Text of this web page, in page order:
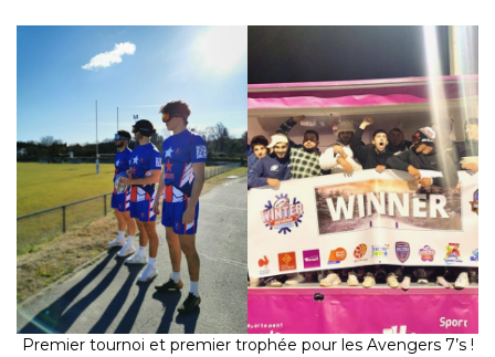
Premier tournoi et premier trophée pour les Avengers 7’s !